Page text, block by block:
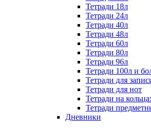
Тетради 18л
Тетради 24л
Тетради 40л
Тетради 48л
Тетради 60л
Тетради 80л
Тетради 96л
Тетради 100л и
Тетради для
Тетради для нот
Тетради на
Тетради
Дневники